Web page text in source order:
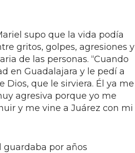
supo que la vida podía
gritos, golpes, agresiones y
de las personas. “Cuando
en Guadalajara y le pedí a
que le sirviera. Él ya me
agresiva porque yo me
y me vine a Juárez con mi
por años